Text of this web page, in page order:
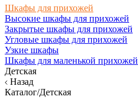
Шкафы для прихожей
Высокие шкафы для прихожей
Закрытые шкафы для прихожей
Угловые шкафы для прихожей
Узкие шкафы
Шкафы для маленькой прихожей
Детская
Назад
Каталог/Детская